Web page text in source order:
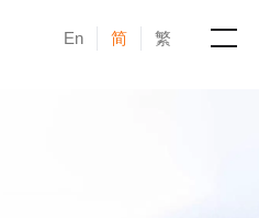
En 简 繁